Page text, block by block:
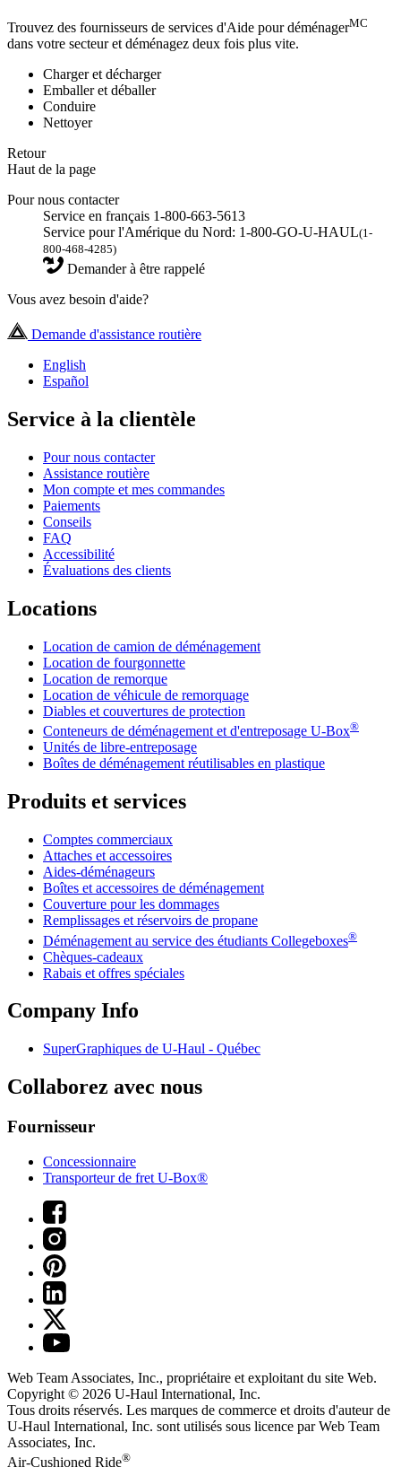
Trouvez des fournisseurs de services d'Aide pour déménagerMC
dans votre secteur et déménagez deux fois plus vite.
Charger et décharger
Emballer et déballer
Conduire
Nettoyer
Retour
Haut de la page
Pour nous contacter
Service en français 1-800-663-5613
Service pour l'Amérique du Nord: 1-800-GO-U-HAUL(1-
800-468-4285)
Demander à être rappelé
Vous avez besoin d'aide?
Demande d'assistance routière
English
Español
Service à la clientèle
Pour nous contacter
Assistance routière
Mon compte et mes commandes
Paiements
Conseils
FAQ
Accessibilité
Évaluations des clients
Locations
Location de camion de déménagement
Location de fourgonnette
Location de remorque
Location de véhicule de remorquage
Diables et couvertures de protection
Conteneurs de déménagement et d'entreposage U-Box®
Unités de libre-entreposage
Boîtes de déménagement réutilisables en plastique
Produits et services
Comptes commerciaux
Attaches et accessoires
Aides-déménageurs
Boîtes et accessoires de déménagement
Couverture pour les dommages
Remplissages et réservoirs de propane
Déménagement au service des étudiants Collegeboxes®
Chèques-cadeaux
Rabais et offres spéciales
Company Info
SuperGraphiques de U-Haul - Québec
Collaborez avec nous
Fournisseur
Concessionnaire
Transporteur de fret U-Box®
Web Team Associates, Inc., propriétaire et exploitant du site Web.
Copyright © 2026 U-Haul International, Inc.
Tous droits réservés. Les marques de commerce et droits d'auteur de
U-Haul International, Inc. sont utilisés sous licence par Web Team
Associates, Inc.
Air-Cushioned Ride®